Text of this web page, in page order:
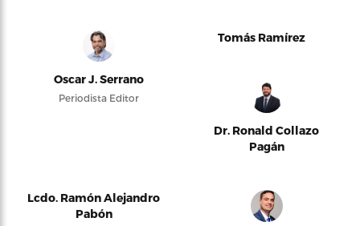
Oscar J. Serrano
Periodista Editor
Tomás Ramírez
Dr. Ronald Collazo
Pagán
Lcdo. Ramón Alejandro
Pabón